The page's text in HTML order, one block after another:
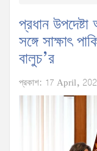
প্রধান
সঙ্গে সাক্ষাৎ
বালুচ’র
প্রকাশ: 17 April,